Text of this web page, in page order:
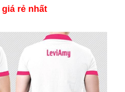
giá rẻ nhất